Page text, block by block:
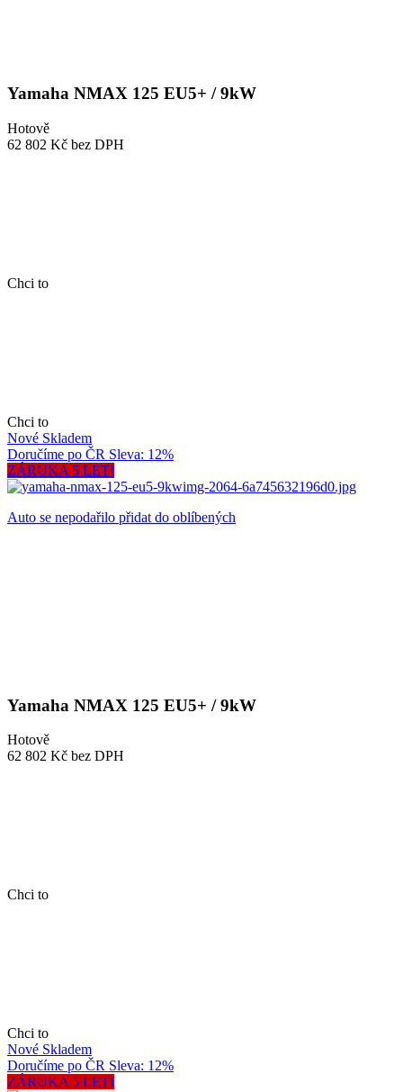
Yamaha NMAX 125 EU5+ / 9kW
Hotově
62 802 Kč bez DPH
Chci to
Chci to
Nové Skladem
Doručíme po ČR Sleva: 12%
ZÁRUKA 5 LET!
Auto se nepodařilo přidat do oblíbených
Yamaha NMAX 125 EU5+ / 9kW
Hotově
62 802 Kč bez DPH
Chci to
Chci to
Nové Skladem
Doručíme po ČR Sleva: 12%
ZÁRUKA 5 LET!